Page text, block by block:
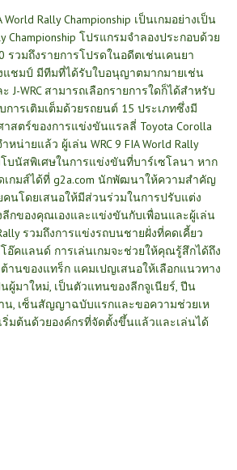
World Rally Championship เป็นเกมอย่างเป็น
Championship โปรแกรมจำลองประกอบด้วย
รวมถึงรายการโปรดในอดีตเช่นเคนยา
ชมป์ มีทีมที่ได้รับใบอนุญาตมากมายเช่น
ละ J-WRC สามารถเลือกรายการใดก็ได้สำหรับ
ารเติมเต็มด้วยรถยนต์ 15 ประเภทซึ่งมี
สตร์ของการแข่งขันแรลลี่ Toyota Corolla
น่ายแล้ว ผู้เล่น WRC 9 FIA World Rally
โบนัสพิเศษในการแข่งขันที่บาร์เซโลนา หาก
กมส์ได้ที่ g2a.com นักพัฒนาให้ความสำคัญ
คนโดยเสนอให้มีส่วนร่วมในการปรับแต่ง
ลีกของคุณเองและแข่งขันกับเพื่อนและผู้เล่น
รวมถึงการแข่งรถบนชายฝั่งที่คดเคี้ยว
โอ๊คแลนด์ การเล่นเกมจะช่วยให้คุณรู้สึกได้ถึง
านของแทร็ก แคมเปญเสนอให้เลือกแนวทาง
ผู้มาใหม่, เป็นตัวแทนของลีกจูเนียร์, ปีน
น, เซ็นสัญญาฉบับแรกและขอความช่วยเห
ริ่มต้นด้วยองค์กรที่จัดตั้งขึ้นแล้วและเล่นได้